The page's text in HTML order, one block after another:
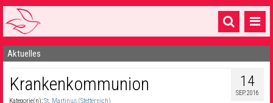
Startseite
1 Pfarrei
Aktuelles
14
SEP. 2016
Krankenkommunion
Kategorie(n):St. Martinus (Stetternich)